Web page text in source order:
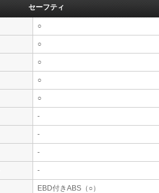
セーフティ
○
○
○
○
○
-
-
-
-
EBD付きABS（○）